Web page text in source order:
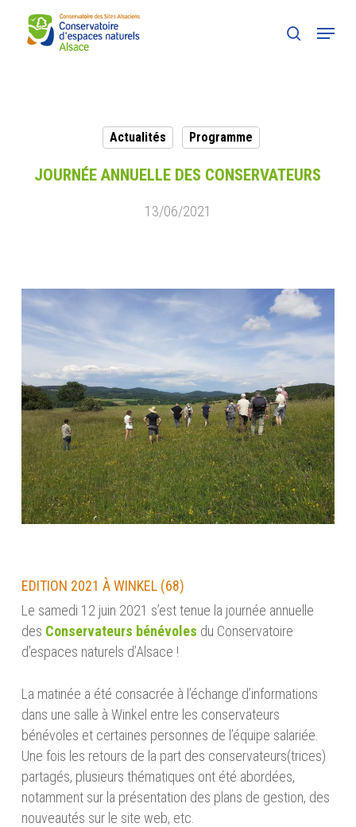
search
Menu
Actualités Programme
JOURNÉE ANNUELLE DES CONSERVATEURS
13/06/2021
EDITION 2021 À WINKEL (68)
Le samedi 12 juin 2021 s’est tenue la journée annuelle
des Conservateurs bénévoles du Conservatoire
d’espaces naturels d’Alsace !
La matinée a été consacrée à l’échange d’informations
dans une salle à Winkel entre les conservateurs
bénévoles et certaines personnes de l’équipe salariée.
Une fois les retours de la part des conservateurs(trices)
partagés, plusieurs thématiques ont été abordées,
notamment sur la présentation des plans de gestion, des
nouveautés sur le site web, etc.